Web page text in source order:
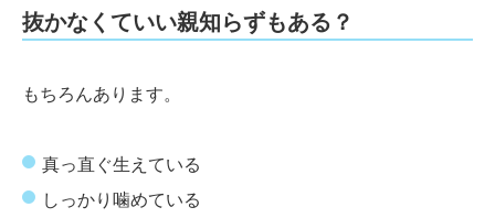
抜かなくていい親知らずもある？
もちろんあります。
真っ直ぐ生えている
しっかり噛めている